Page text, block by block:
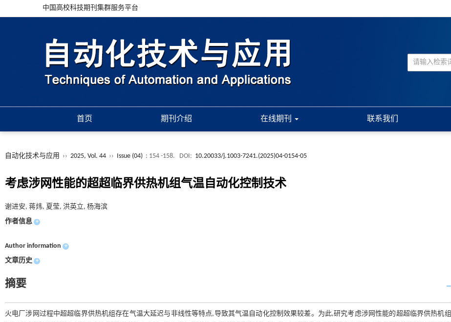
中国高校科技期刊集群服务平台
首页 期刊介绍 在线期刊 联系我们
自动化技术与应用 ›› 2025, Vol. 44 ›› Issue (04) : 154 -158. DOI: 10.20033/j.1003-7241.(2025)04-0154-05
考虑涉网性能的超超临界供热机组气温自动化控制技术
谢进安, 蒋炜, 夏莹, 洪英立, 杨海滨
作者信息 +
Author information +
文章历史 +
摘要
火电厂涉网过程中超超临界供热机组存在气温大延迟与非线性等特点,导致其气温自动化控制效果较差。为此,研究考虑涉网性能的超超临界供热机组